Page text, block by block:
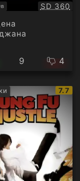
SD 360
9 4
IMDb
7.7